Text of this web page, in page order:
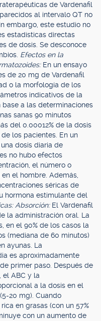
de Vardenafil
al intervalo QT no
embargo, este estudio no
estadísticas directas
de dosis. Se desconoce
Efectos en la
En un ensayo
de 20 mg de Vardenafil
o la morfología de los
indicativos de la
a las determinaciones
sanas 90 minutos
del 0.00012% de la dosis
los pacientes. En un
dosis diaria de
no hubo efectos
el número o
el hombre. Además,
séricas de
hormona estimulante del
Absorción: El Vardenafil
la administración oral. La
en el 90% de los casos la
(mediana de 60 minutos)
ayunas. La
es aproximadamente
primer paso. Después de
el ABC y la
a la dosis en el
20 mg). Cuando
en grasas (con un 57%
con un aumento de